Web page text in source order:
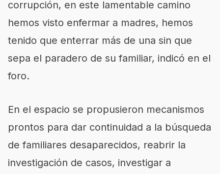
corrupción, en este lamentable camino
hemos visto enfermar a madres, hemos
tenido que enterrar más de una sin que
sepa el paradero de su familiar, indicó en el
foro.
En el espacio se propusieron mecanismos
prontos para dar continuidad a la búsqueda
de familiares desaparecidos, reabrir la
investigación de casos, investigar a